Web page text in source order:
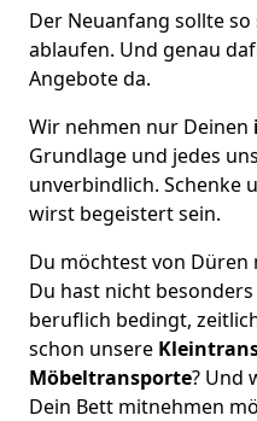
Der Neuanfang sollte
ablaufen. Und genau
Angebote da.
Wir nehmen nur Deinen
Grundlage und jedes
unverbindlich. Schenke
wirst begeistert sein.
Du möchtest von
Du hast nicht
beruflich bedingt,
schon unsere
Möbeltransporte? Und
Dein Bett mitnehmen